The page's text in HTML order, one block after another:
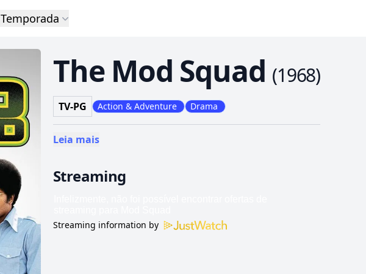
Temporada
The Mod Squad (1968)
TV-PG Action & Adventure Drama
Leia mais
Streaming
Streaming information by